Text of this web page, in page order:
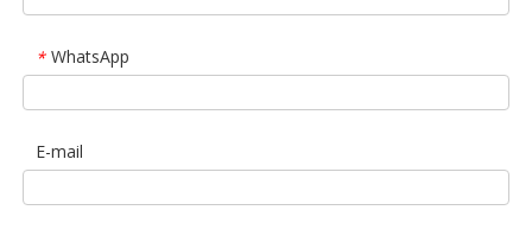
* WhatsApp
E-mail